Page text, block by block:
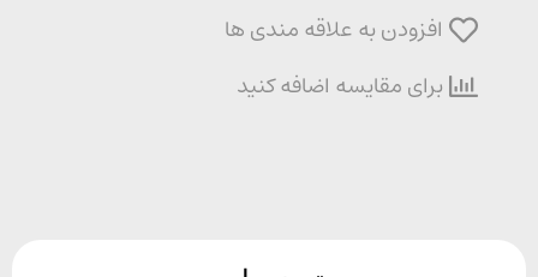
افزودن به علاقه مندی ها
برای مقایسه اضافه کنید